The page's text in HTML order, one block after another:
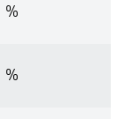
%
%